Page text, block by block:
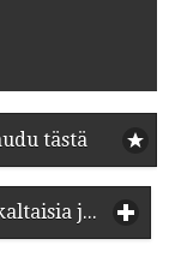
tästä
Samankaltaisia juomia